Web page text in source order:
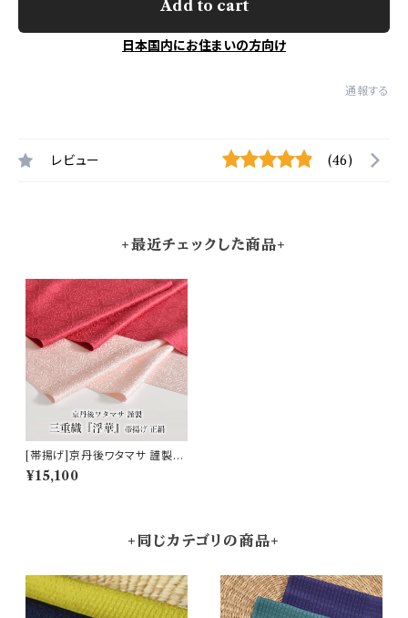
Add to cart
日本国内にお住まいの方向け
通報する
レビュー (46)
+最近チェックした商品+
[帯揚げ]京丹後ワタマサ 謹製
三重織『浮華』丹後ちりめん 浮き
織 京ひき染め 正倉院文様 正絹
¥15,100
+同じカテゴリの商品+